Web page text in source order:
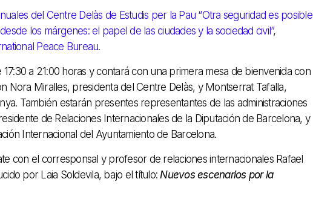
del Centre Delàs de Estudis per la Pau “Otra seguridad es posible
los márgenes: el papel de las ciudades y la sociedad civil”,
Peace Bureau.
17:30 a 21:00 horas y contará con una primera mesa de bienvenida con
Nora Miralles, presidenta del Centre Delàs, y Montserrat Tafalla,
También estarán presentes representantes de las administraciones
de Relaciones Internacionales de la Diputación de Barcelona, y
Internacional del Ayuntamiento de Barcelona.
con el corresponsal y profesor de relaciones internacionales Rafael
por Laia Soldevila, bajo el título: Nuevos escenarios por la